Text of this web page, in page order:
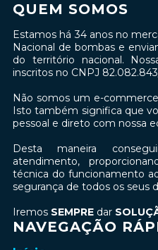
QUEM SOMOS
Estamos há 34 anos no
Nacional de bombas e
do território nacional.
inscritos no CNPJ
Não somos um e-
Isto também significa que
pessoal e direto com nossa
Desta maneira
atendimento,
técnica do funcionamento
segurança de todos os seus
Iremos SEMPRE dar
NAVEGAÇÃO